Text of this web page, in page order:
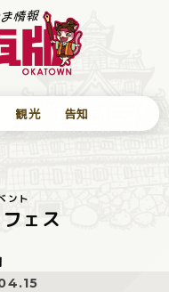
観光 告知
ント
ェス